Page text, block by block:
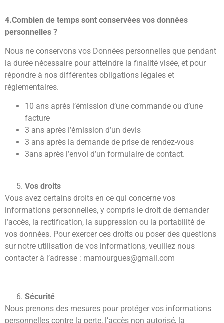
4.Combien de temps sont conservées vos données
personnelles ?
Nous ne conservons vos Données personnelles que pendant
la durée nécessaire pour atteindre la finalité visée, et pour
répondre à nos différentes obligations légales et
règlementaires.
10 ans après l’émission d’une commande ou d’une
facture
3 ans après l’émission d’un devis
3 ans après la demande de prise de rendez-vous
3ans après l’envoi d’un formulaire de contact.
Vos droits
Vous avez certains droits en ce qui concerne vos
informations personnelles, y compris le droit de demander
l’accès, la rectification, la suppression ou la portabilité de
vos données. Pour exercer ces droits ou poser des questions
sur notre utilisation de vos informations, veuillez nous
contacter à l’adresse : mamourgues@gmail.com
Sécurité
Nous prenons des mesures pour protéger vos informations
personnelles contre la perte, l’accès non autorisé, la